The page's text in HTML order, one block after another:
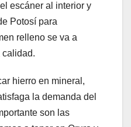
escáner al interior y
Potosí para
relleno se va a
calidad.
hierro en mineral,
la demanda del
son las